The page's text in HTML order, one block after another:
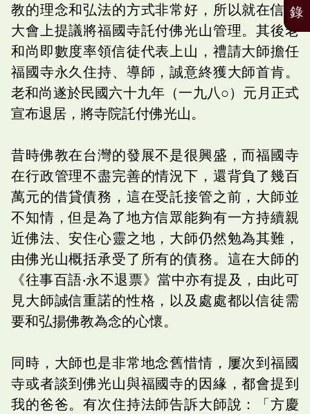
教的理念和弘法的方式非常好，所以就在信徒
大會上提議將福國寺託付佛光山管理。其後老
和尚即數度率領信徒代表上山，禮請大師擔任
福國寺永久住持、導師，誠意終獲大師首肯。
老和尚遂於民國六十九年（一九八○）元月正式
宣布退居，將寺院託付佛光山。
昔時佛教在台灣的發展不是很興盛，而福國寺
在行政管理不盡完善的情況下，還背負了幾百
萬元的借貸債務，這在受託接管之前，大師並
不知情，但是為了地方信眾能夠有一方持續親
近佛法、安住心靈之地，大師仍然勉為其難，
由佛光山概括承受了所有的債務。這在大師的
《往事百語‧永不退票》當中亦有提及，由此可
見大師誠信重諾的性格，以及處處都以信徒需
要和弘揚佛教為念的心懷。
同時，大師也是非常地念舊惜情，屢次到福國
寺或者談到佛光山與福國寺的因緣，都會提到
我的爸爸。有次住持法師告訴大師說：「方慶
錄